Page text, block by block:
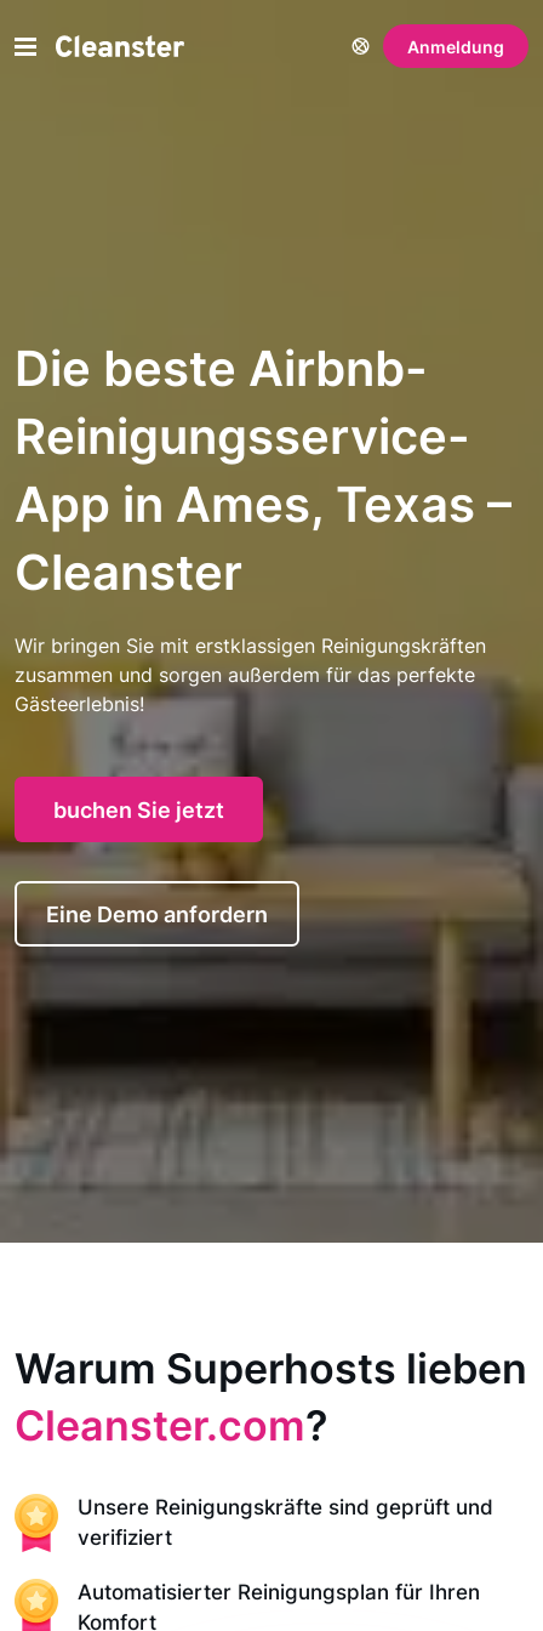
Anmeldung
Die beste Airbnb-
Reinigungsservice-
App in Ames, Texas –
Cleanster
Wir bringen Sie mit erstklassigen Reinigungskräften
zusammen und sorgen außerdem für das perfekte
Gästeerlebnis!
buchen Sie jetzt
Eine Demo anfordern
Warum Superhosts lieben
Cleanster.com?
Unsere Reinigungskräfte sind geprüft und
verifiziert
Automatisierter Reinigungsplan für Ihren
Komfort